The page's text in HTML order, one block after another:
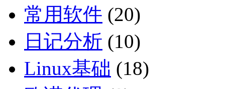
常用软件 (20)
日记分析 (10)
Linux基础 (18)